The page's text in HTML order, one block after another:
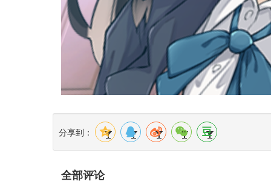
分享到：
全部评论